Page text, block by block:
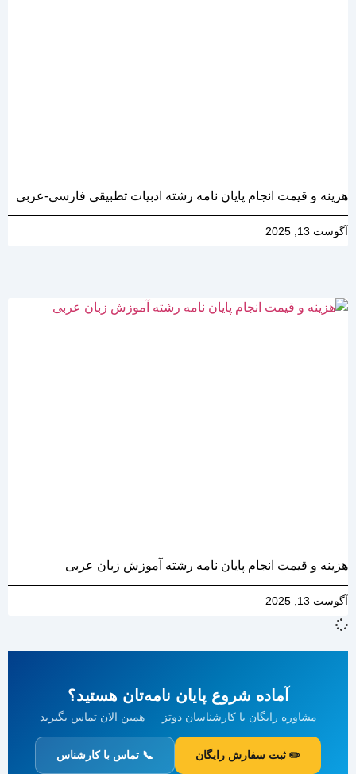
هزینه و قیمت انجام پایان نامه رشته ادبیات تطبیقی فارسی-عربی
آگوست 13, 2025
هزینه و قیمت انجام پایان نامه رشته آموزش زبان عربی
آگوست 13, 2025
آماده شروع پایان نامه‌تان هستید؟
مشاوره رایگان با کارشناسان دوتز — همین الان تماس بگیرید
✏️ ثبت سفارش رایگان 📞 تماس با کارشناس